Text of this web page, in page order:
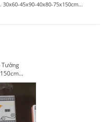
45x90-40x80-75x150cm...
Tường